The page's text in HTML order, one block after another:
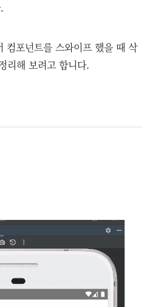
포넌트를 스와이프 했을 때 삭
리해 보려고 합니다.